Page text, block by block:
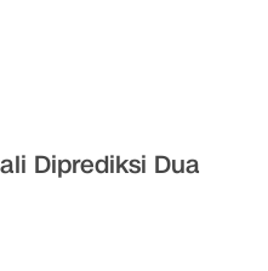
Diprediksi Dua